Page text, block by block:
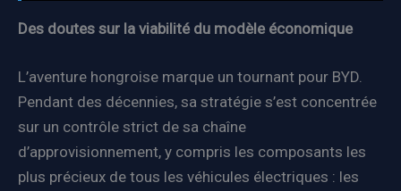
Des doutes sur la viabilité du modèle économique
L’aventure hongroise marque un tournant pour BYD.
Pendant des décennies, sa stratégie s’est concentrée
sur un contrôle strict de sa chaîne
d’approvisionnement, y compris les composants les
plus précieux de tous les véhicules électriques : les